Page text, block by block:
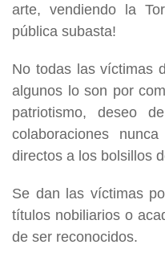
arte, vendiendo la
pública subasta!
No todas las víctimas
algunos lo son por
patriotismo, deseo
colaboraciones
directos a los bolsillos
Se dan las víctimas
títulos nobiliarios o
de ser reconocidos.